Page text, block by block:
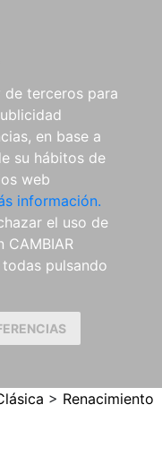
terceros para
en base a
su hábitos de
web
información.
el uso de
CAMBIAR
todas pulsando
> Renacimiento